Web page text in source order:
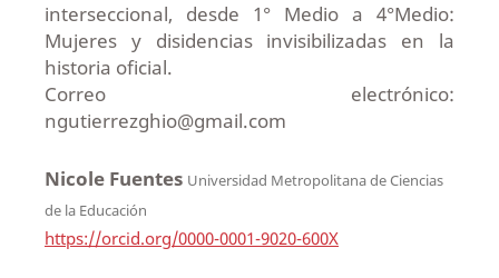
interseccional, desde 1° Medio a 4°Medio:
Mujeres y disidencias invisibilizadas en la
historia oficial.
Correo electrónico:
ngutierrezghio@gmail.com
Nicole Fuentes Universidad Metropolitana de Ciencias
de la Educación
https://orcid.org/0000-0001-9020-600X